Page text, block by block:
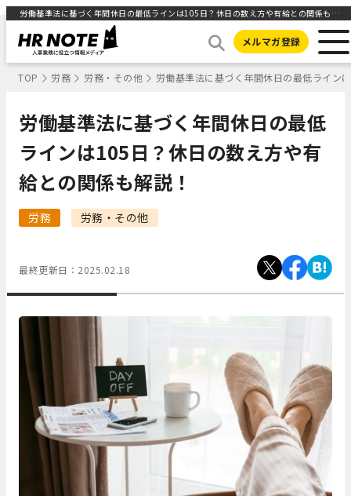
労働基準法に基づく年間休日の最低ラインは105日？休日の数え方や有給との関係も解説！ ｜HR NOTE
メルマガ登録
TOP 労務 労務・その他 労働基準法に基づく年間休日の最低ライン
労働基準法に基づく年間休日の最低
ラインは105日？休日の数え方や有
給との関係も解説！
労務 労務・その他
最終更新日： 2025.02.18